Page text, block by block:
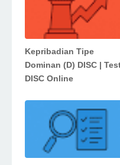
Kepribadian Tipe
Dominan (D) DISC |
DISC Online